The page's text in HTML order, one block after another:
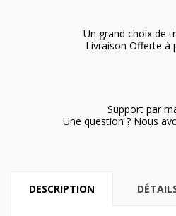
Un grand choix de
Livraison Offerte à
Support par
Une question ? Nous
DESCRIPTION